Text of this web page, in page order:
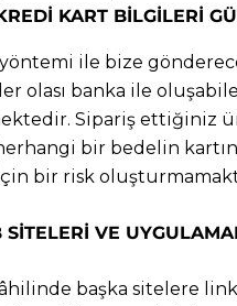
KART BİLGİLERİ
ile bize
olası banka ile
Sipariş ettiğiniz
bir bedelin
bir risk
VE
başka sitelere